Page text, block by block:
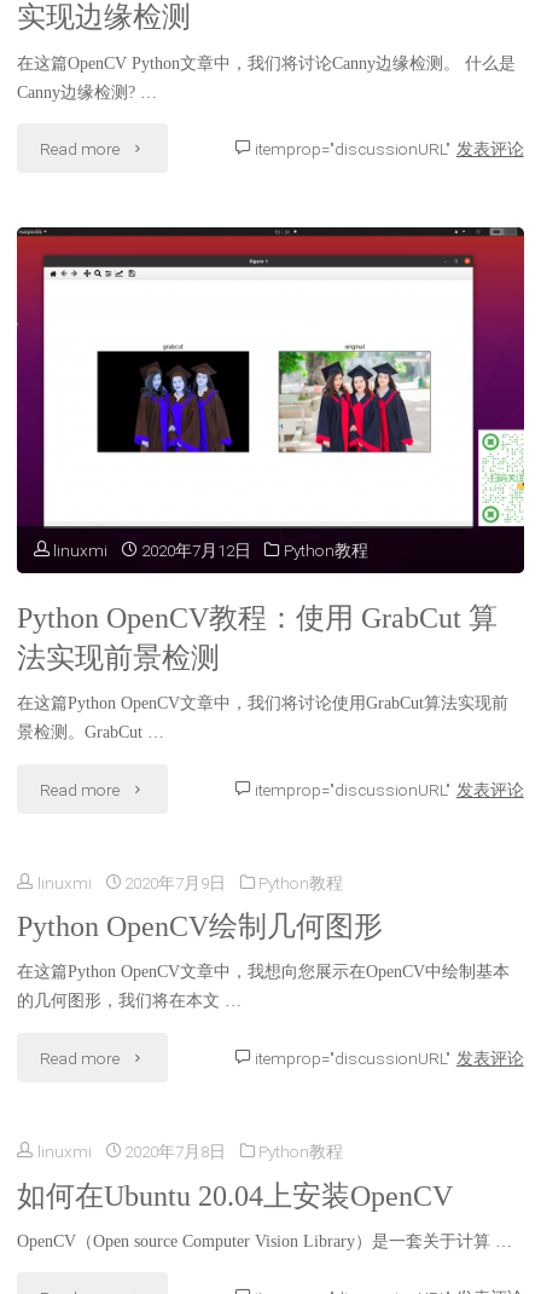
使
用
行
微
测"
实现边缘检测
在这篇OpenCV Python文章中，我们将讨论Canny边缘检测。 什么是
Canny边缘检测? …
Read more "Python
教
Canny
法
现
缘
itemprop="discussionURL" 发表评论
linuxmi 2020年7月12日 Python教程
Python OpenCV教程：使用 GrabCut 算
法实现前景检测
在这篇Python OpenCV文章中，我们将讨论使用GrabCut算法实现前
景检测。GrabCut …
Read more "Python
教
程：
使
itemprop="discussionURL" 发表评论
linuxmi 2020年7月9日 Python教程
Python OpenCV绘制几何图形
在这篇Python OpenCV文章中，我想向您展示在OpenCV中绘制基本
的几何图形，我们将在本文 …
Read more "Python
绘
制
几
itemprop="discussionURL" 发表评论
linuxmi 2020年7月8日 Python教程
如何在Ubuntu 20.04上安装OpenCV
OpenCV（Open source Computer Vision Library）是一套关于计算 …